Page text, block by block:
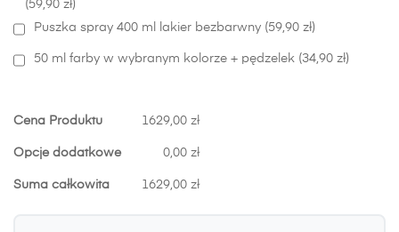
(59,90 zł)
Puszka spray 400 ml lakier bezbarwny (59,90 zł)
50 ml farby w wybranym kolorze + pędzelek (34,90 zł)
Cena Produktu 1629,00 zł
Opcje dodatkowe 0,00 zł
Suma całkowita 1629,00 zł